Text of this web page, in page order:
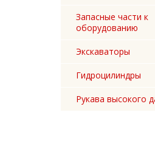
Запасные части к
оборудованию
Экскаваторы
Гидроцилиндры
Рукава высокого